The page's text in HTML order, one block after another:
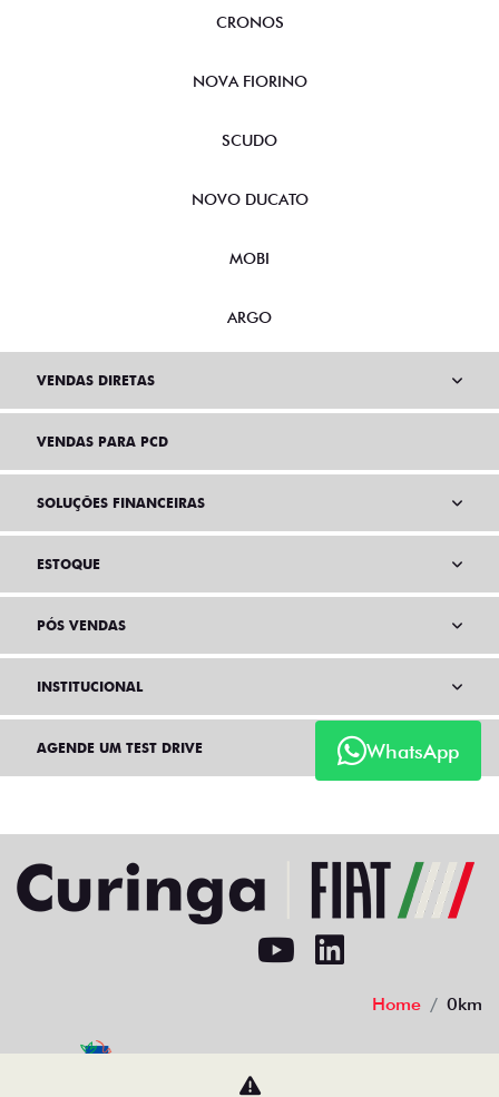
WhatsApp
CRONOS
NOVA FIORINO
SCUDO
NOVO DUCATO
MOBI
ARGO
VENDAS DIRETAS
VENDAS PARA PCD
SOLUÇÕES FINANCEIRAS
ESTOQUE
PÓS VENDAS
INSTITUCIONAL
AGENDE UM TEST DRIVE
Home 0km